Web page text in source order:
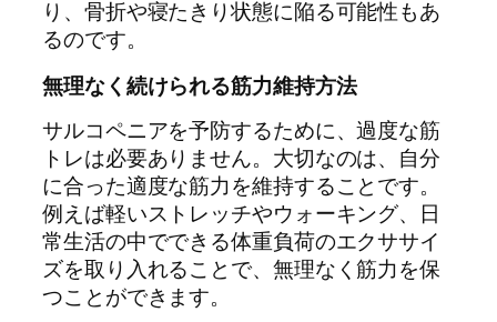
り、骨折や寝たきり状態に陥る可能性もあ
るのです。
無理なく続けられる筋力維持方法
サルコペニアを予防するために、過度な筋
トレは必要ありません。大切なのは、自分
に合った適度な筋力を維持することです。
例えば軽いストレッチやウォーキング、日
常生活の中でできる体重負荷のエクササイ
ズを取り入れることで、無理なく筋力を保
つことができます。